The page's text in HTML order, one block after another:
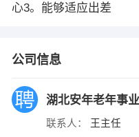
心3。能够适应出差
公司信息
湖北安年老年事
联系人： 王主任